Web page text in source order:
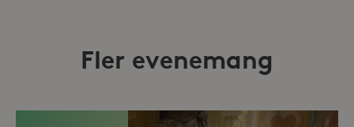
Fler evenemang